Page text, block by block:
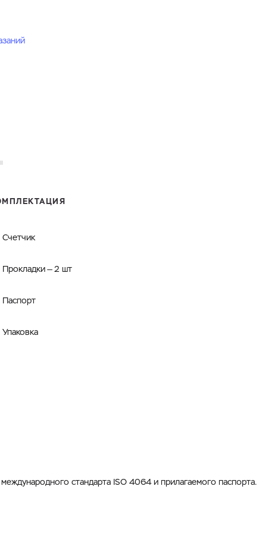
Счетчик
Прокладки — 2 шт
Паспорт
Упаковка
стандарта ISO 4064 и прилагаемого паспорта.